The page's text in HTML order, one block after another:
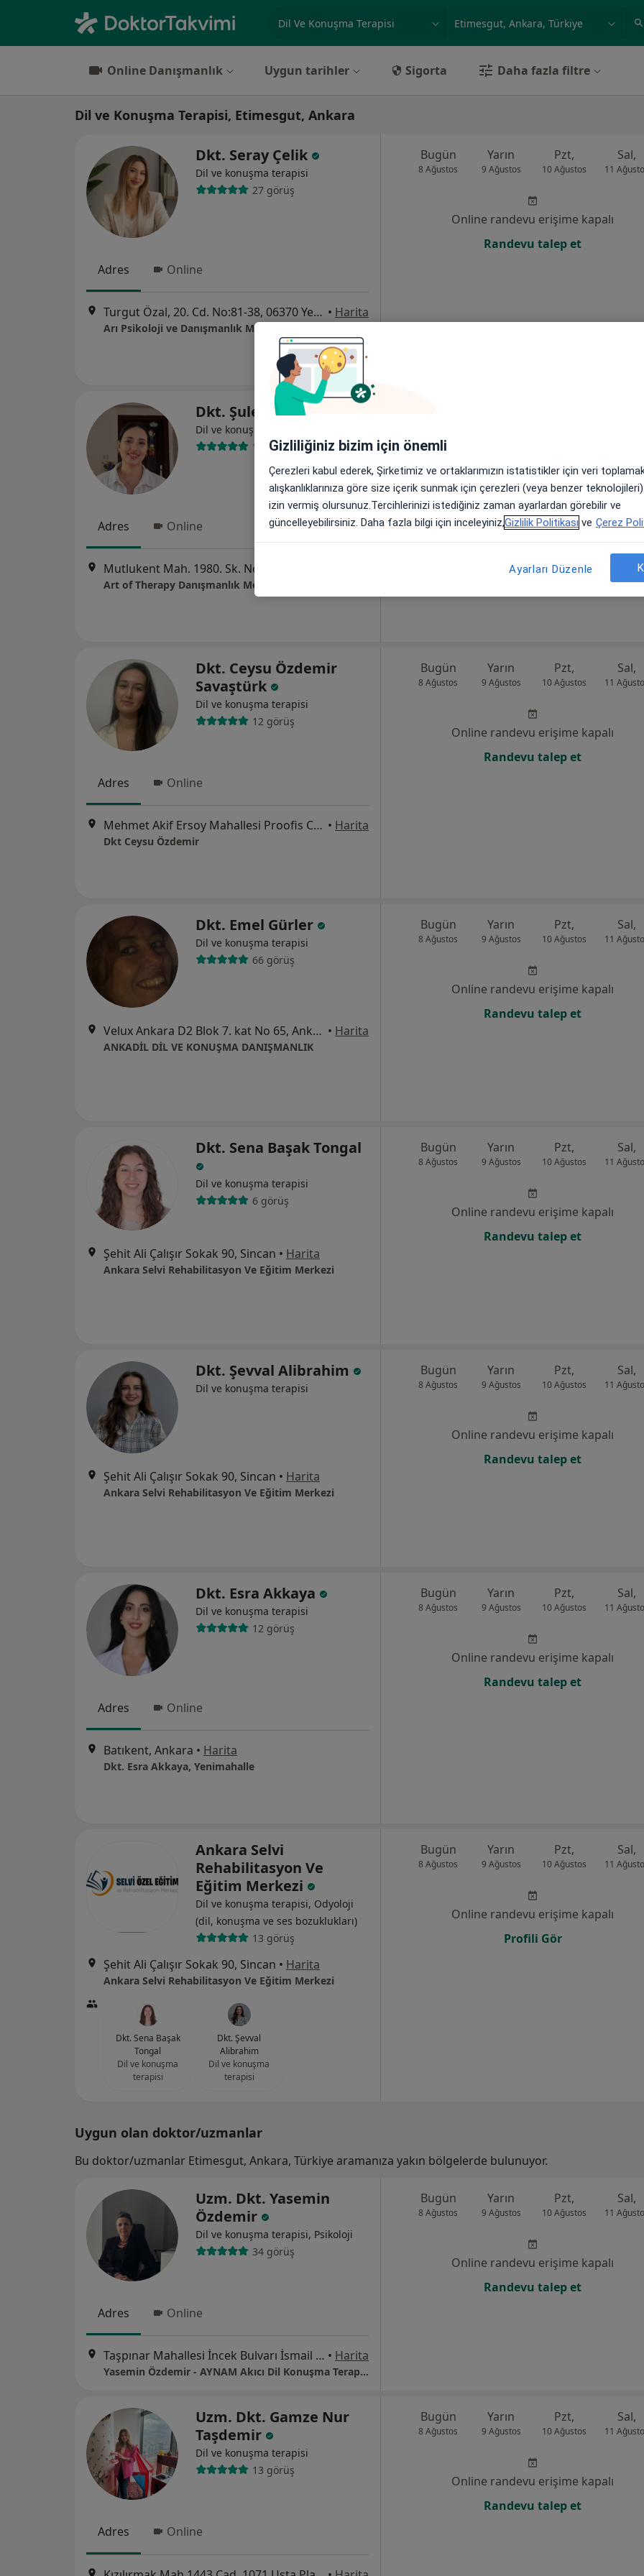
Online Danışmanlık Uygun tarihler Sigorta Daha fazla filtre
Dil ve Konuşma Terapisi, Etimesgut, Ankara
Dkt. Seray Çelik
Dil ve konuşma terapisi
27 görüş
Adres Online
Turgut Özal, 20. Cd. No:81-38, 06370 Yenimahalle/Ankara, Ankara • Harita
Arı Psikoloji ve Danışmanlık Merkezi
Bugün
8 Ağustos
Yarın
9 Ağustos
Pzt,
10 Ağustos
Sal,
11
Online randevu erişime kapalı
Randevu talep et
Dkt. Şule Nur Sunaç
Dil ve konuşma terapisi
16 görüş
Adres Online
Art of Therapy Danışmanlık Merkezi
Online randevu erişime kapalı
Randevu talep et
Dkt. Ceysu Özdemir
Savaştürk
Dil ve konuşma terapisi
12 görüş
Adres Online
Mehmet Akif Ersoy Mahallesi Proofis C Blok No:5 Kat:4 Ofis No:15, Ankara • Harita
Dkt Ceysu Özdemir
Bugün
8 Ağustos
Yarın
9 Ağustos
Pzt,
10 Ağustos
Sal,
11
Online randevu erişime kapalı
Randevu talep et
Dkt. Emel Gürler
Dil ve konuşma terapisi
66 görüş
Velux Ankara D2 Blok 7. kat No 65, Ankara • Harita
ANKADİL DİL VE KONUŞMA DANIŞMANLIK
Bugün
8 Ağustos
Yarın
9 Ağustos
Pzt,
10 Ağustos
Sal,
11
Online randevu erişime kapalı
Randevu talep et
Dkt. Sena Başak Tongal
Dil ve konuşma terapisi
6 görüş
Şehit Ali Çalışır Sokak 90, Sincan • Harita
Ankara Selvi Rehabilitasyon Ve Eğitim Merkezi
Bugün
8 Ağustos
Yarın
9 Ağustos
Pzt,
10 Ağustos
Sal,
11
Online randevu erişime kapalı
Randevu talep et
Dkt. Şevval Alibrahim
Dil ve konuşma terapisi
Şehit Ali Çalışır Sokak 90, Sincan • Harita
Ankara Selvi Rehabilitasyon Ve Eğitim Merkezi
Bugün
8 Ağustos
Yarın
9 Ağustos
Pzt,
10 Ağustos
Sal,
11
Online randevu erişime kapalı
Randevu talep et
Dkt. Esra Akkaya
Dil ve konuşma terapisi
12 görüş
Adres Online
Batıkent, Ankara • Harita
Dkt. Esra Akkaya, Yenimahalle
Bugün
8 Ağustos
Yarın
9 Ağustos
Pzt,
10 Ağustos
Sal,
11
Online randevu erişime kapalı
Randevu talep et
Ankara Selvi
Rehabilitasyon Ve
Eğitim Merkezi
Dil ve konuşma terapisi, Odyoloji
(dil, konuşma ve ses bozuklukları)
13 görüş
Şehit Ali Çalışır Sokak 90, Sincan • Harita
Ankara Selvi Rehabilitasyon Ve Eğitim Merkezi
Dkt. Sena Başak
Tongal
Dil ve konuşma
terapisi
Dkt. Şevval
Alibrahim
Dil ve konuşma
terapisi
Bugün
8 Ağustos
Yarın
9 Ağustos
Pzt,
10 Ağustos
Sal,
11
Online randevu erişime kapalı
Profili Gör
Uygun olan doktor/uzmanlar
Bu doktor/uzmanlar Etimesgut, Ankara, Türkiye aramanıza yakın bölgelerde bulunuyor.
Uzm. Dkt. Yasemin
Özdemir
Dil ve konuşma terapisi, Psikoloji
34 görüş
Adres Online
Taşpınar Mahallesi İncek Bulvarı İsmail Gaspıralı Caddesi Doğal Life Sitesi No.46/6 Gölbaşı, Ankara • Harita
Yasemin Özdemir - AYNAM Akıcı Dil Konuşma Terapi Gelişim Merkezi
Bugün
8 Ağustos
Yarın
9 Ağustos
Pzt,
10 Ağustos
Sal,
11
Online randevu erişime kapalı
Randevu talep et
Uzm. Dkt. Gamze Nur
Taşdemir
Dil ve konuşma terapisi
13 görüş
Adres Online
Bugün
8 Ağustos
Yarın
9 Ağustos
Pzt,
10 Ağustos
Sal,
11
Online randevu erişime kapalı
Randevu talep et
Gizliliğiniz bizim için önemli
Çerezleri kabul ederek, Şirketimiz ve ortaklarımızın istatistikler için veri
alışkanlıklarınıza göre size içerik sunmak için çerezleri (veya benzer
izin vermiş olursunuz.Tercihlerinizi istediğiniz zaman ayarlardan görebilir ve
güncelleyebilirsiniz. Daha fazla bilgi için inceleyiniz,Gizlilik Politikası ve Çerez
Ayarları Düzenle